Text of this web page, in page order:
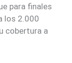
para finales
los 2.000
cobertura a